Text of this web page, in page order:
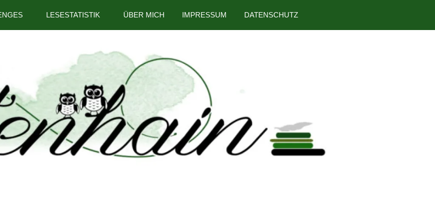
LESESTATISTIK ÜBER MICH IMPRESSUM DATENSCHUTZ